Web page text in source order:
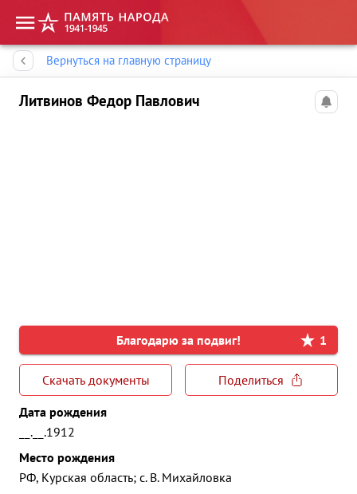
Вернуться на главную страницу
Литвинов Федор Павлович
Благодарю за подвиг! 1
Скачать документы
Поделиться
Дата рождения
__.__.1912
Место рождения
РФ, Курская область; с. В. Михайловка
Память народа